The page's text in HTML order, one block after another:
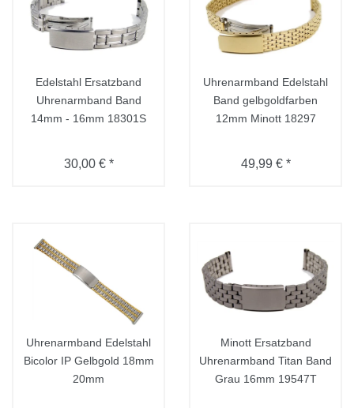
Edelstahl Ersatzband
Uhrenarmband Band
14mm - 16mm 18301S
30,00 € *
Uhrenarmband Edelstahl
Band gelbgoldfarben
12mm Minott 18297
49,99 € *
Uhrenarmband Edelstahl
Bicolor IP Gelbgold 18mm
20mm
Minott Ersatzband
Uhrenarmband Titan Band
Grau 16mm 19547T